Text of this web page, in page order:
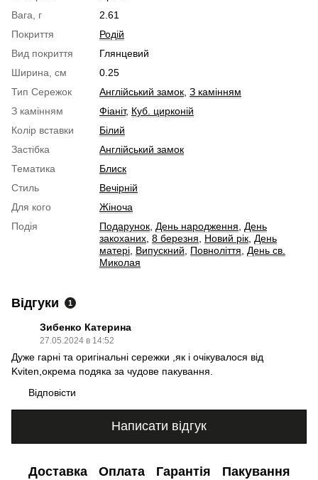
Вага, г
2.61
Покриття
Родій
Вид покриття
Глянцевий
Ширина, см
0.25
Тип Сережок
Англійський замок З камінням
З камінням
Фіаніт, Куб. цирконій
Колір вставки
Білий
Застібка
Англійський замок
Тематика
Блиск
Стиль
Вечірній
Для кого
Жіноча
Подія
Подарунок День народження
День
закоханих 8 березня Новий рік День
матері Випускний Повноліття
День св.
Миколая
Відгуки 1
Зибенко Катерина
27.05.2024 в 14:52
Дуже гарні та оригінальні сережки ,як і очікувалося від
Kviten,окрема подяка за чудове пакування.
Відповісти
Написати відгук
Доставка Оплата Гарантія Пакування